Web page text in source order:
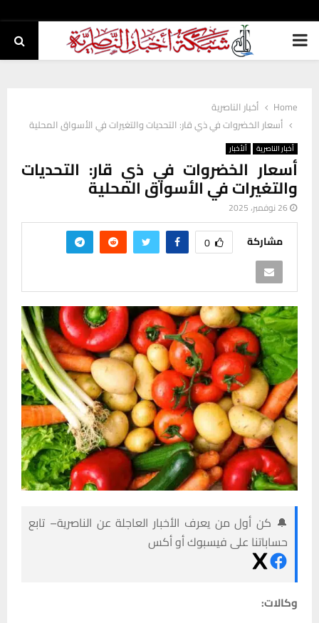
PRIMARY
Home
أخبار الناصرية
أسعار الخضروات في ذي قار: التحديات والتغيرات في الأسواق المحلية
أخبار الناصرية ألأخبار
أسعار الخضروات في ذي قار: التحديات
والتغيرات في الأسواق المحلية
26 نوفمبر، 2025
مشاركة 0
🔔 كن أول من يعرف الأخبار العاجلة عن الناصرية– تابع
حساباتنا على فيسبوك أو أكس
وكالات: